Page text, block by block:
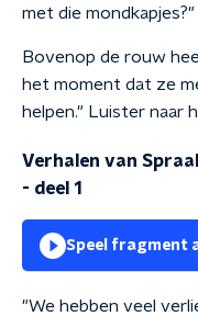
met die mondkapjes?"
Bovenop de rouw
het moment dat ze
helpen." Luister naar
Verhalen van
- deel 1
Speel fragment
"We hebben veel